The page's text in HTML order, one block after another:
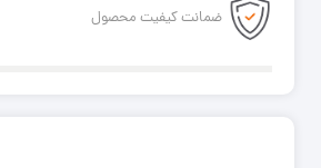
ضمانت کیفیت محصول